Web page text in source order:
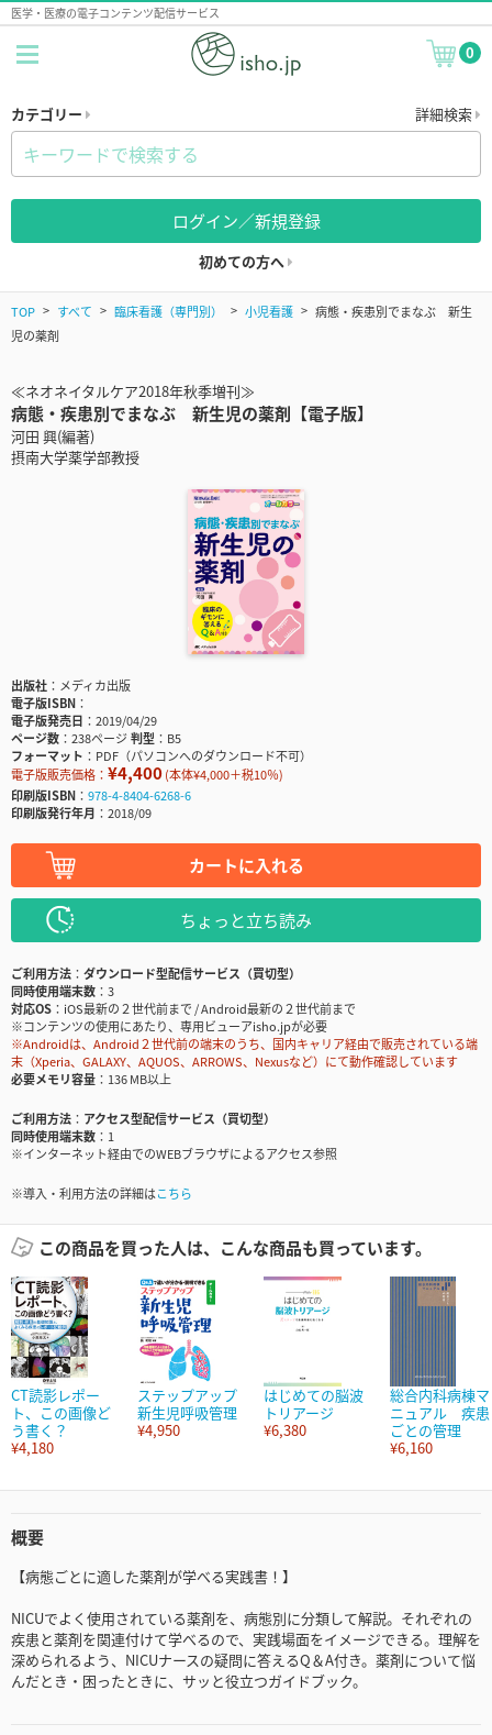
医学・医療の電子コンテンツ配信サービス
0
カテゴリー 詳細検索
ログイン／新規登録
初めての方へ
TOP すべて 臨床看護（専門別） 小児看護
病態・疾患別でまなぶ 新生
児の薬剤
≪ネオネイタルケア2018年秋季増刊≫
病態・疾患別でまなぶ 新生児の薬剤【電子版】
河田 興(編著)
摂南大学薬学部教授
出版社
メディカ出版
電子版ISBN
電子版発売日
2019/04/29
ページ数
238ページ判型
B5
フォーマット
PDF（パソコンへのダウンロード不可）
電子版販売価格： ¥4,400(本体¥4,000＋税10％)
印刷版ISBN
978-4-8404-6268-6
印刷版発行年月
2018/09
カートに入れる
ちょっと立ち読み
ご利用方法
ダウンロード型配信サービス（買切型）
同時使用端末数
3
対応OS
iOS最新の２世代前まで / Android最新の２世代前まで
※コンテンツの使用にあたり、専用ビューアisho.jpが必要
※Androidは、Android２世代前の端末のうち、国内キャリア経由で販売されている端
末（Xperia、GALAXY、AQUOS、ARROWS、Nexusなど）にて動作確認しています
必要メモリ容量
136 MB以上
ご利用方法
アクセス型配信サービス（買切型）
同時使用端末数
1
※インターネット経由でのWEBブラウザによるアクセス参照
※導入・利用方法の詳細はこちら
この商品を買った人は、こんな商品も買っています。
CT読影レポー
ト、この画像ど
う書く？
¥4,180
ステップアップ
新生児呼吸管理
¥4,950
はじめての脳波
トリアージ
¥6,380
総合内科病棟マ
ニュアル 疾患
ごとの管理
¥6,160
概要
【病態ごとに適した薬剤が学べる実践書！】
NICUでよく使用されている薬剤を、病態別に分類して解説。それぞれの
疾患と薬剤を関連付けて学べるので、実践場面をイメージできる。理解を
深められるよう、NICUナースの疑問に答えるQ＆A付き。薬剤について悩
んだとき・困ったときに、サッと役立つガイドブック。